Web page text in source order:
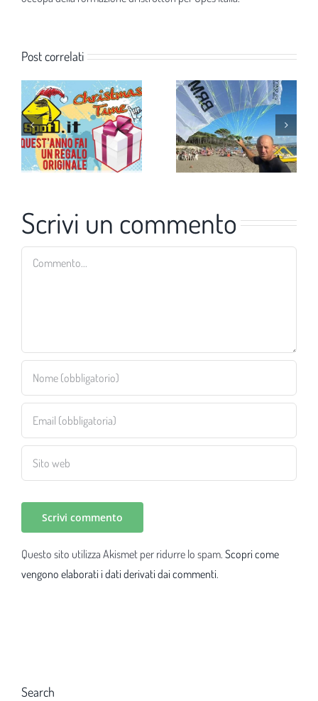
Post correlati
Scrivi un commento
Commento
Questo sito utilizza Akismet per ridurre lo spam. Scopri come
vengono elaborati i dati derivati dai commenti.
Search